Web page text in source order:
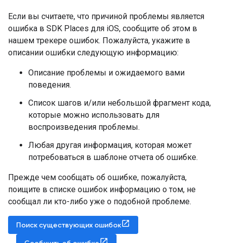
Если вы считаете, что причиной проблемы является
ошибка в SDK Places для iOS, сообщите об этом в
нашем трекере ошибок. Пожалуйста, укажите в
описании ошибки следующую информацию:
Описание проблемы и ожидаемого вами
поведения.
Список шагов и/или небольшой фрагмент кода,
которые можно использовать для
воспроизведения проблемы.
Любая другая информация, которая может
потребоваться в шаблоне отчета об ошибке.
Прежде чем сообщать об ошибке, пожалуйста,
поищите в списке ошибок информацию о том, не
сообщал ли кто-либо уже о подобной проблеме.
Поиск существующих ошибок